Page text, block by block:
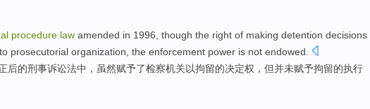
procedure law amended in 1996, though the right of making detention decisions
to prosecutorial organization, the enforcement power is not endowed
后的刑事诉讼法中 ， 虽然赋予了检察机关以拘留的决定权 ，但并未赋予拘留的执行